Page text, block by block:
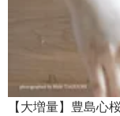
【大増量】豊島心